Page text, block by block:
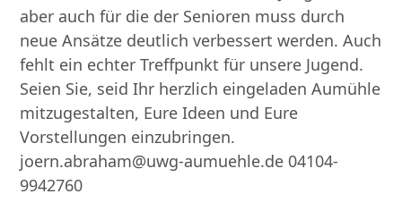
aber auch für die der Senioren muss durch
neue Ansätze deutlich verbessert werden. Auch
fehlt ein echter Treffpunkt für unsere Jugend.
Seien Sie, seid Ihr herzlich eingeladen Aumühle
mitzugestalten, Eure Ideen und Eure
Vorstellungen einzubringen.
joern.abraham@uwg-aumuehle.de 04104-
9942760